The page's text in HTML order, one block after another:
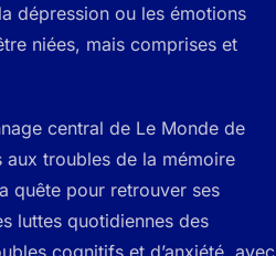
dépression ou les émotions
niées, mais comprises et
central de Le Monde de
aux troubles de la mémoire
quête pour retrouver ses
luttes quotidiennes des